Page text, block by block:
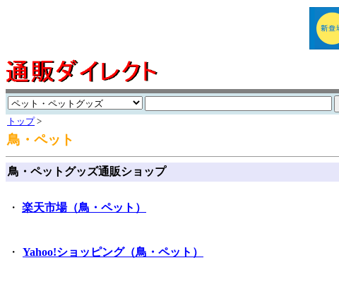
トップ>
鳥・ペット
鳥・ペットグッズ通販ショップ
・ 楽天市場（鳥・ペット）
・ Yahoo!ショッピング（鳥・ペット）